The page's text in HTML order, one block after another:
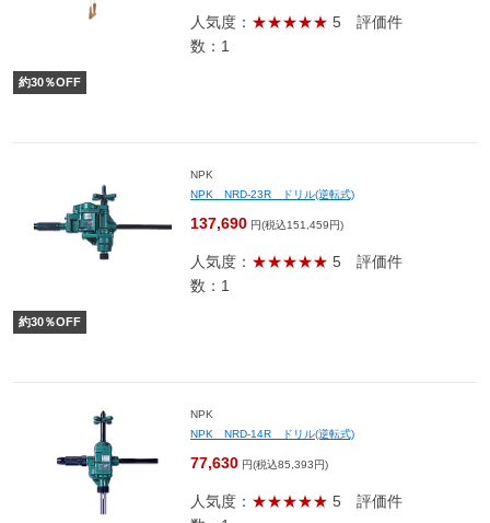
人気度： ★★★★★ 5 評価件
数：1
約30％OFF
NPK
NPK NRD-23R ドリル(逆転式)
137,690 円(税込151,459円)
人気度： ★★★★★ 5 評価件
数：1
約30％OFF
NPK
NPK NRD-14R ドリル(逆転式)
77,630 円(税込85,393円)
人気度： ★★★★★ 5 評価件